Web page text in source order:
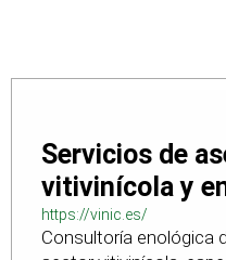
Servicios de
vitivinícola y
https://vinic.es/
Consultoría enológica